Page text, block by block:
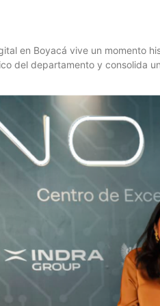
en Boyacá vive un momento
del departamento y consolida